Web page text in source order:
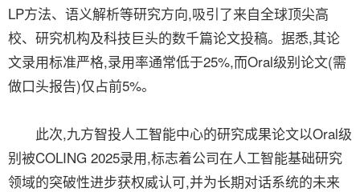
LP方法、语义解析等研究方向,吸引了来自全球顶尖高
校、研究机构及科技巨头的数千篇论文投稿。据悉,其论
文录用标准严格,录用率通常低于25%,而Oral级别论文(需
做口头报告)仅占前5%。
此次,九方智投人工智能中心的研究成果论文以Oral级
别被COLING 2025录用,标志着公司在人工智能基础研究
领域的突破性进步获权威认可,并为长期对话系统的未来